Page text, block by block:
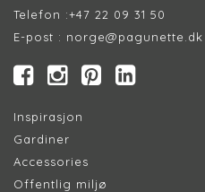
Telefon :+47 22 09 31 50
E-post : norge@pagunette.dk
Inspirasjon
Gardiner
Accessories
Offentlig miljø